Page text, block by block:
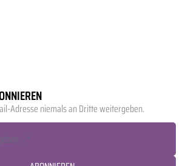
Adresse niemals an Dritte weitergeben.